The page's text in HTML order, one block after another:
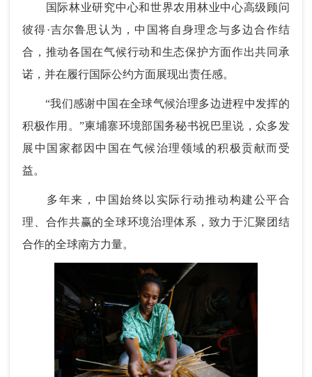
国际林业研究中心和世界农用林业中心高级顾问
彼得·吉尔鲁思认为，中国将自身理念与多边合作结
合，推动各国在气候行动和生态保护方面作出共同承
诺，并在履行国际公约方面展现出责任感。
“我们感谢中国在全球气候治理多边进程中发挥的
积极作用。”柬埔寨环境部国务秘书祝巴里说，众多发
展中国家都因中国在气候治理领域的积极贡献而受
益。
多年来，中国始终以实际行动推动构建公平合
理、合作共赢的全球环境治理体系，致力于汇聚团结
合作的全球南方力量。